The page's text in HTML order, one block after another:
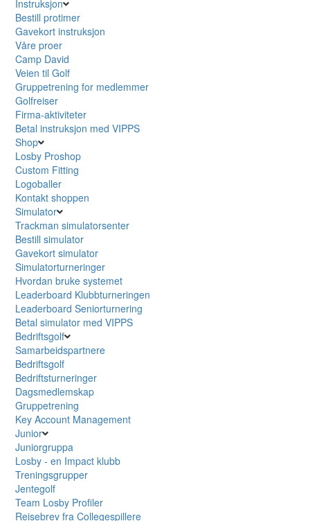
Instruksjon
Bestill protimer
Gavekort instruksjon
Våre proer
Camp David
Veien til Golf
Gruppetrening for medlemmer
Golfreiser
Firma-aktiviteter
Betal instruksjon med VIPPS
Shop
Losby Proshop
Custom Fitting
Logoballer
Kontakt shoppen
Simulator
Trackman simulatorsenter
Bestill simulator
Gavekort simulator
Simulatorturneringer
Hvordan bruke systemet
Leaderboard Klubbturneringen
Leaderboard Seniorturnering
Betal simulator med VIPPS
Bedriftsgolf
Samarbeidspartnere
Bedriftsgolf
Bedriftsturneringer
Dagsmedlemskap
Gruppetrening
Key Account Management
Junior
Juniorgruppa
Losby - en Impact klubb
Treningsgrupper
Jentegolf
Team Losby Profiler
Reisebrev fra Collegespillere